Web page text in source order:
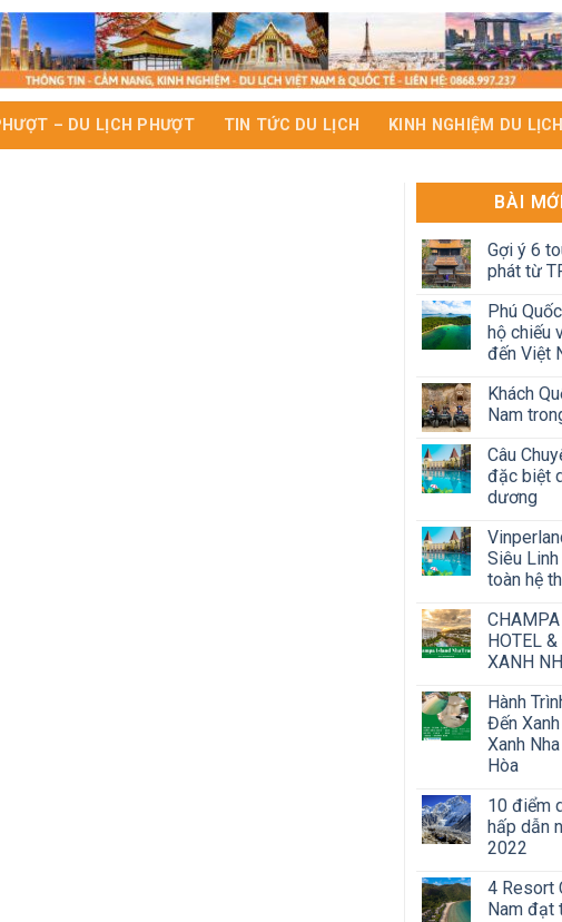
– DU LỊCH PHƯỢT TIN TỨC DU LỊCH KINH NGHIỆM DU
BÀI
Gợi ý 6
phát từ
Phú
hộ chiếu
đến Việt
Khách
Nam
Câu
đặc biệt
dương
Siêu
toàn hệ
HOTEL
XANH
Hành
Đến
Xanh
Hòa
10 điểm
hấp dẫn
2022
4 Resort
Nam đạt